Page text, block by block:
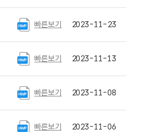
빠른보기 2023-11-23
빠른보기 2023-11-13
빠른보기 2023-11-08
빠른보기 2023-11-06